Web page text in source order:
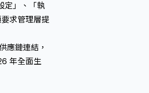
定」、「執
求管理層提
應鏈連結，
年全面生